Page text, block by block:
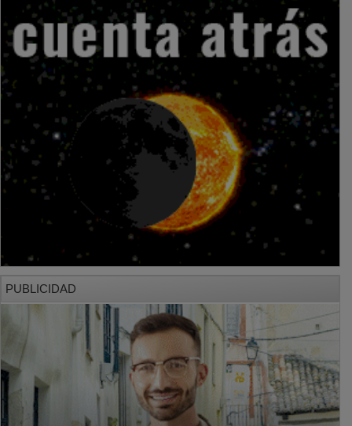
PUBLICIDAD